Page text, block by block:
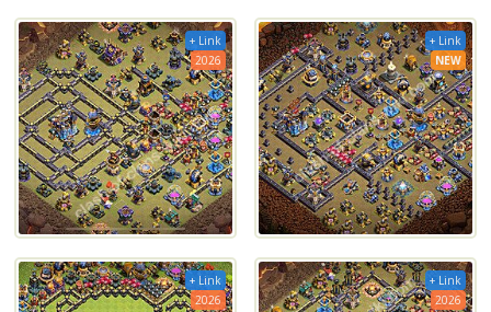
+ Link
2026
+ Link
NEW
+ Link
2026
+ Link
2026